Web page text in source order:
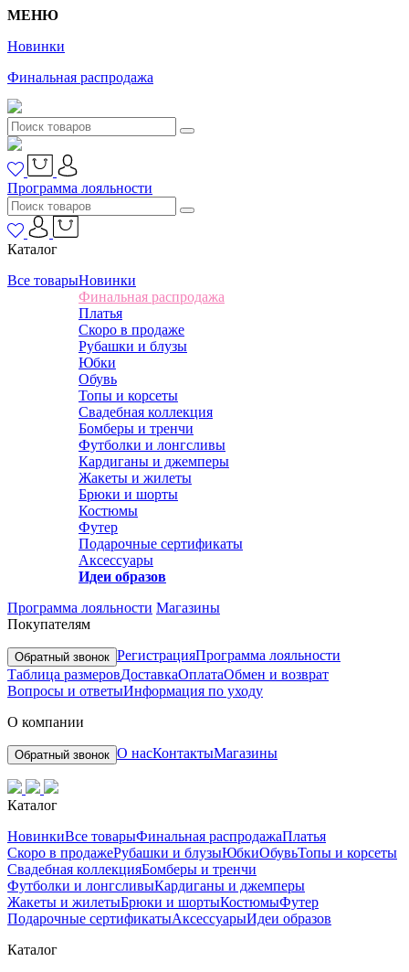
МЕНЮ
Новинки
Финальная распродажа
Программа лояльности
Каталог
Все товарыНовинки
Финальная распродажа
Платья
Скоро в продаже
Рубашки и блузы
Юбки
Обувь
Топы и корсеты
Свадебная коллекция
Бомберы и тренчи
Футболки и лонгсливы
Кардиганы и джемперы
Жакеты и жилеты
Брюки и шорты
Костюмы
Футер
Подарочные сертификаты
Аксессуары
Идеи образов
Программа лояльности Магазины
Покупателям
Обратный звонок РегистрацияПрограмма лояльности
Таблица размеровДоставкаОплатаОбмен и возврат
Вопросы и ответыИнформация по уходу
О компании
Обратный звонок О насКонтактыМагазины
Каталог
НовинкиВсе товарыФинальная распродажаПлатья
Скоро в продажеРубашки и блузыЮбкиОбувьТопы и корсеты
Свадебная коллекцияБомберы и тренчи
Футболки и лонгсливыКардиганы и джемперы
Жакеты и жилетыБрюки и шортыКостюмыФутер
Подарочные сертификатыАксессуарыИдеи образов
Каталог